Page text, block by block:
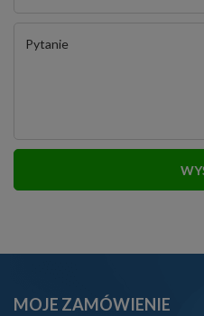
Pytanie
MOJE ZAMÓWIENIE